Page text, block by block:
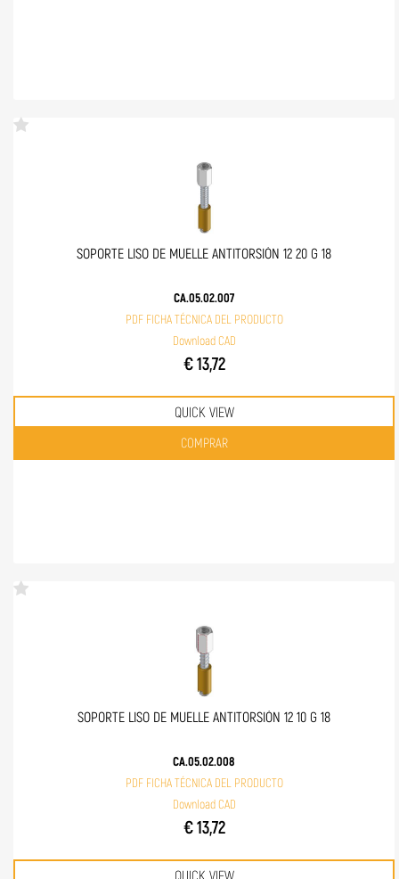
SOPORTE LISO DE MUELLE ANTITORSIÓN 12 20 G 18
CA.05.02.007
PDF FICHA TÉCNICA DEL PRODUCTO
Download CAD
€ 13,72
QUICK VIEW
Quantità
COMPRAR
SOPORTE LISO DE MUELLE ANTITORSIÓN 12 10 G 18
CA.05.02.008
PDF FICHA TÉCNICA DEL PRODUCTO
Download CAD
€ 13,72